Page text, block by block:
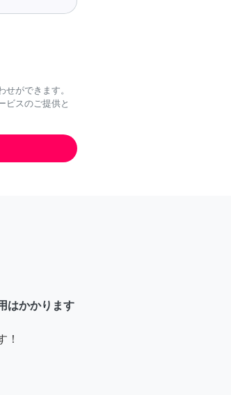
ができます。
ビスのご提供と
はかかります
！